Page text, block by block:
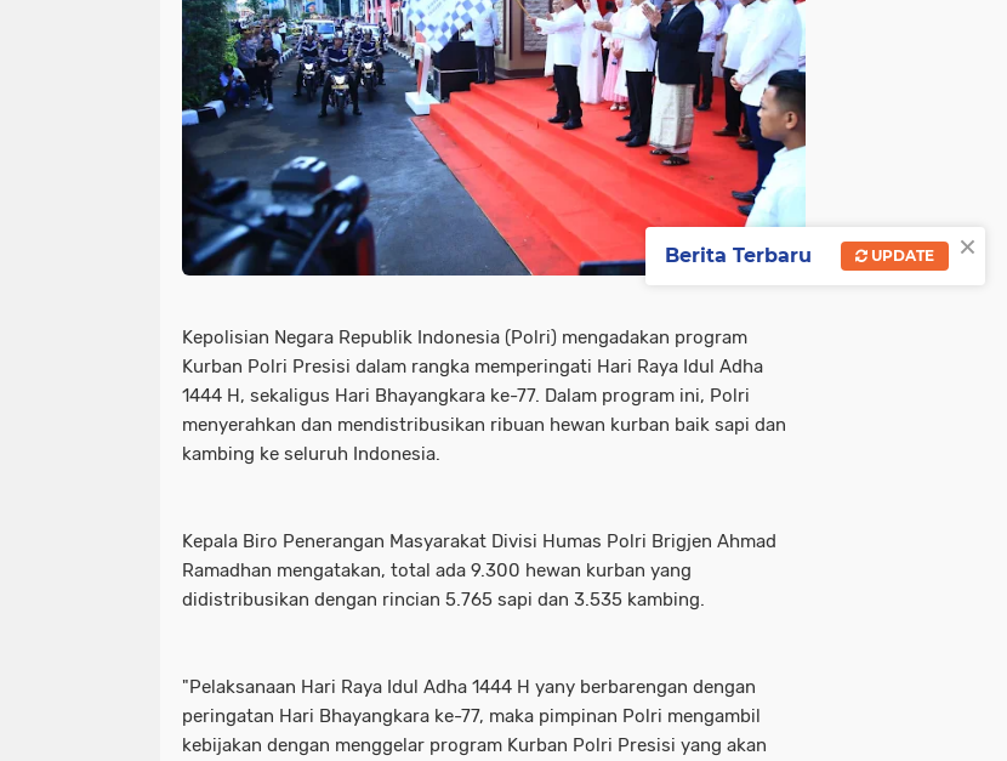
Kepolisian Negara Republik Indonesia (Polri) mengadakan program
Kurban Polri Presisi dalam rangka memperingati Hari Raya Idul Adha
1444 H, sekaligus Hari Bhayangkara ke-77. Dalam program ini, Polri
menyerahkan dan mendistribusikan ribuan hewan kurban baik sapi dan
kambing ke seluruh Indonesia.
Kepala Biro Penerangan Masyarakat Divisi Humas Polri Brigjen Ahmad
Ramadhan mengatakan, total ada 9.300 hewan kurban yang
didistribusikan dengan rincian 5.765 sapi dan 3.535 kambing.
"Pelaksanaan Hari Raya Idul Adha 1444 H yany berbarengan dengan
peringatan Hari Bhayangkara ke-77, maka pimpinan Polri mengambil
kebijakan dengan menggelar program Kurban Polri Presisi yang akan
×
Berita Terbaru UPDATE